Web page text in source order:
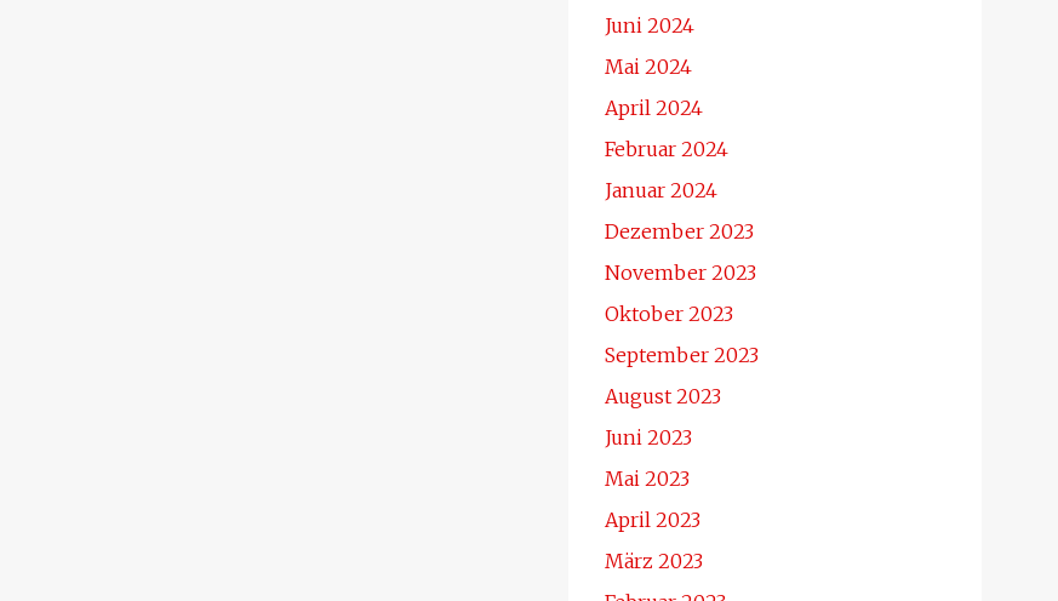
Juni 2024
Mai 2024
April 2024
Februar 2024
Januar 2024
Dezember 2023
November 2023
Oktober 2023
September 2023
August 2023
Juni 2023
Mai 2023
April 2023
März 2023